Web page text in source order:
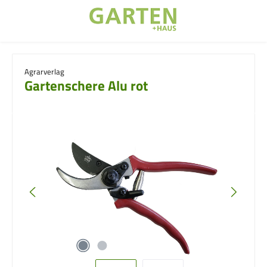
Agrarverlag
Gartenschere Alu rot